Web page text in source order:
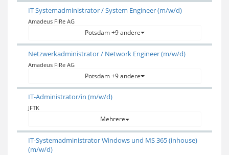
IT Systemadministrator / System Engineer (m/w/d)
Amadeus FiRe AG
Potsdam +9 andere
Netzwerkadministrator / Network Engineer (m/w/d)
Amadeus FiRe AG
Potsdam +9 andere
IT-Administrator/in (m/w/d)
JFTK
Mehrere
IT-Systemadministrator Windows und MS 365 (inhouse)
(m/w/d)